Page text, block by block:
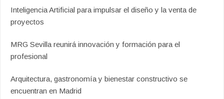
Inteligencia Artificial para impulsar el diseño y la venta de
proyectos
MRG Sevilla reunirá innovación y formación para el
profesional
Arquitectura, gastronomía y bienestar constructivo se
encuentran en Madrid